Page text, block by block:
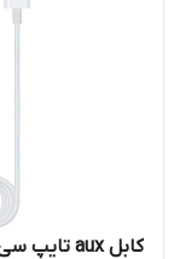
کابل aux تایپ سی مدل jh-cm21